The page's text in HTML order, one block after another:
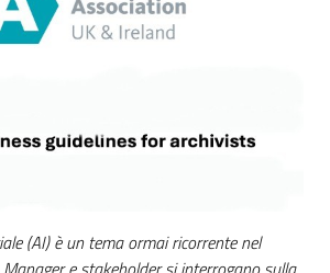
(AI) è un tema ormai ricorrente nel